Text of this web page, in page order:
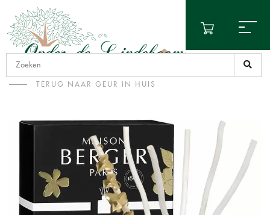
TERUG NAAR GEUR IN HUIS